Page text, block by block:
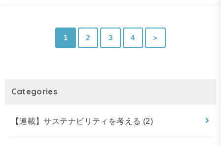
1 2 3 4 ＞
Categories
【連載】サステナビリティを考える (2)